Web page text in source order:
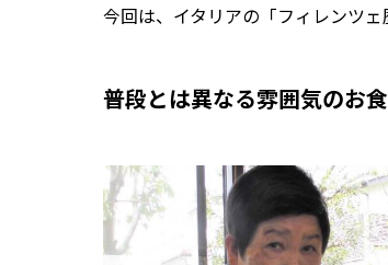
今回は、イタリアの「フィレンツ
普段とは異なる雰囲気のお